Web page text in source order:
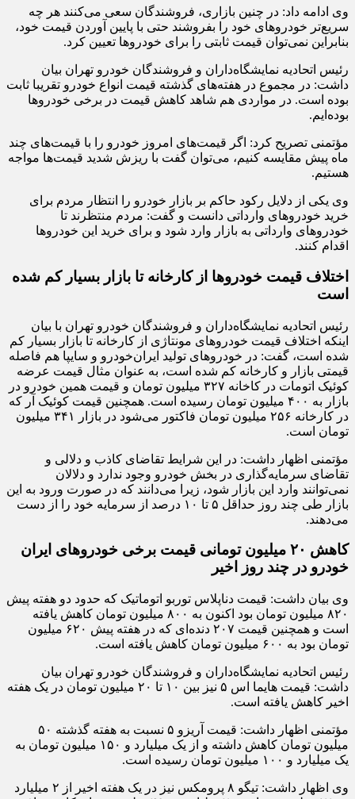
وی ادامه داد: در چنین بازاری، فروشندگان سعی می‌کنند هر چه
سریع‌تر خودرو‌های خود را بفروشند حتی با پایین آوردن قیمت خود،
بنابراین نمی‌توان قیمت ثابتی را برای خودرو‌ها تعیین کرد.
رئیس اتحادیه نمایشگاه‌داران و فروشندگان خودرو تهران بیان
داشت: در مجموع در هفته‌های گذشته قیمت انواع خودرو تقریبا ثابت
بوده است. در مواردی هم شاهد کاهش قیمت در برخی خودرو‌ها
بوده‌ایم.
مؤتمنی تصریح کرد: اگر قیمت‌های امروز خودرو را با قیمت‌های چند
ماه پیش مقایسه کنیم، می‌توان گفت با ریزش شدید قیمت‌ها مواجه
هستیم.
‌وی یکی از دلایل رکود حاکم بر بازار خودرو را انتظار مردم برای
خرید خودرو‌های وارداتی دانست و گفت: مردم منتظرند تا
خودرو‌های وارداتی به بازار وارد شود و برای خرید این خودرو‌ها
اقدام کنند.
اختلاف قیمت خودروها از کارخانه تا بازار بسیار کم شده
است
رئیس اتحادیه نمایشگاه‌داران و فروشندگان خودرو تهران با بیان
اینکه اختلاف قیمت خودرو‌های مونتاژی از کارخانه تا بازار بسیار کم
شده است، گفت: در خودرو‌های تولید ایران‌خودرو و سایپا هم فاصله
قیمتی بازار و کارخانه کم شده است، به عنوان مثال قیمت عرضه
کوئیک اتومات در کاخانه ۳۲۷ میلیون تومان و قیمت همین خودرو در
بازار به ۴۰۰ میلیون تومان رسیده است. همچنین قیمت کوئیک آر که
در کارخانه ۲۵۶ میلیون تومان فاکتور می‌شود در بازار ۳۴۱ میلیون
تومان است.
مؤتمنی اظهار داشت: در این شرایط تقاضای کاذب و دلالی و
تقاضای سرمایه‌گذاری در بخش خودرو وجود ندارد و دلالان
نمی‌توانند وارد این بازار شود، زیرا می‌دانند که در صورت ورود به این
بازار طی چند روز حداقل ۵ تا ۱۰ درصد از سرمایه خود را از دست
می‌دهند.
کاهش ۲۰ میلیون تومانی قیمت برخی خودرو‌های ایران
خودرو در چند روز اخیر
وی بیان داشت: قیمت دناپلاس توربو اتوماتیک که حدود دو هفته پیش
۸۲۰ میلیون تومان بود اکنون به ۸۰۰ میلیون تومان کاهش یافته
است و همچنین قیمت ۲۰۷ دنده‌ای که در هفته پیش ۶۲۰ میلیون
تومان بود به ۶۰۰ میلیون تومان کاهش یافته است.
رئیس اتحادیه نمایشگاه‌داران و فروشندگان خودرو تهران بیان
داشت: قیمت هایما اس ۵ نیز بین ۱۰ تا ۲۰ میلیون تومان در یک هفته
اخیر کاهش یافته است.
مؤتمنی اظهار داشت: قیمت آریزو ۵ نسبت به هفته گذشته ۵۰
میلیون تومان کاهش داشته و از یک میلیارد و ۱۵۰ میلیون تومان به
یک میلیارد و ۱۰۰ میلیون تومان رسیده است.
وی اظهار داشت: تیگو ۸ پرومکس نیز در یک هفته اخیر از ۲ میلیارد